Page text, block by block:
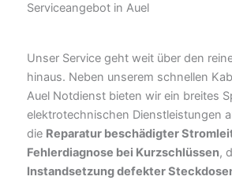
Serviceangebot in Auel
Unser Service geht weit über den
hinaus. Neben unserem schnellen
Auel Notdienst bieten wir ein breites
elektrotechnischen Dienstleistungen
die Reparatur beschädigter
Fehlerdiagnose bei Kurzschlüssen,
Instandsetzung defekter